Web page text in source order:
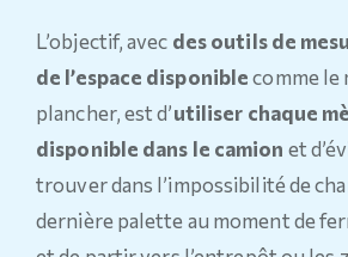
L’objectif, avec des outils de
de l’espace disponiblecomme le
plancher, est d’utiliser chaque
disponible dans le camion et
trouver dans l’impossibilité de
dernière palette au moment de